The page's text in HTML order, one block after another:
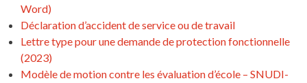
Word)
Déclaration d’accident de service ou de travail
Lettre type pour une demande de protection fonctionnelle
(2023)
Modèle de motion contre les évaluation d’école – SNUDI-